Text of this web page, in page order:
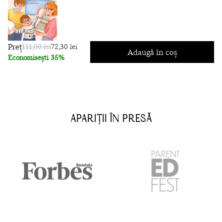
Preț111,00 lei72,30 lei
Economisești 35%
Adaugă în coș
APARIȚII ÎN PRESĂ